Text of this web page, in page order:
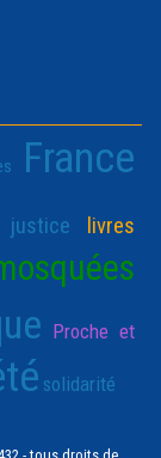
France
justice livres
Proche et
solidarité